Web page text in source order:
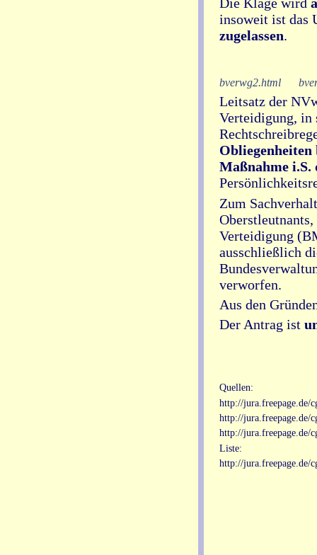
insoweit ist das
zugelassen.
bverwg2.html
Leitsatz der
Verteidigung, in
Obliegenheiten
Maßnahme i.S.
Zum
Verteidigung
ausschließlich
verworfen.
Aus den
Der Antrag ist
Quellen:
http://jura.freepage.de/
http://jura.freepage.de/
http://jura.freepage.de/
Liste:
http://jura.freepage.de/